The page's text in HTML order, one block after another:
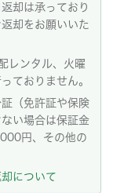
却は承っており
却をお願いいた
レンタル、火曜
ておりません。
（免許証や保険
い場合は保証金
円、その他の
について